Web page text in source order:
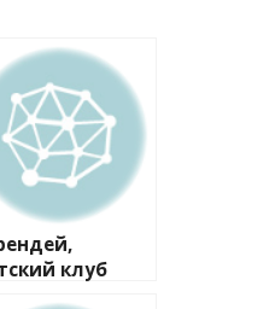
клуб